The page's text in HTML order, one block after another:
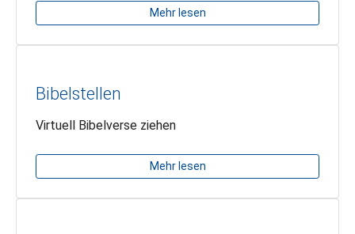
Mehr lesen
Bibelstellen
Virtuell Bibelverse ziehen
Mehr lesen